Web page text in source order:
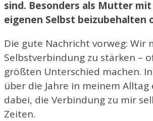
sind. Besonders als Mutter
eigenen Selbst beizubehalten
Die gute Nachricht vorweg: Wir
Selbstverbindung zu stärken –
größten Unterschied machen.
über die Jahre in meinem
dabei, die Verbindung zu mir
Zeiten.